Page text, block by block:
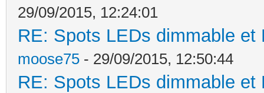
29/09/2015, 12:24:01
RE: Spots LEDs dimmable
moose75 - 29/09/2015, 12:50:44
RE: Spots LEDs dimmable